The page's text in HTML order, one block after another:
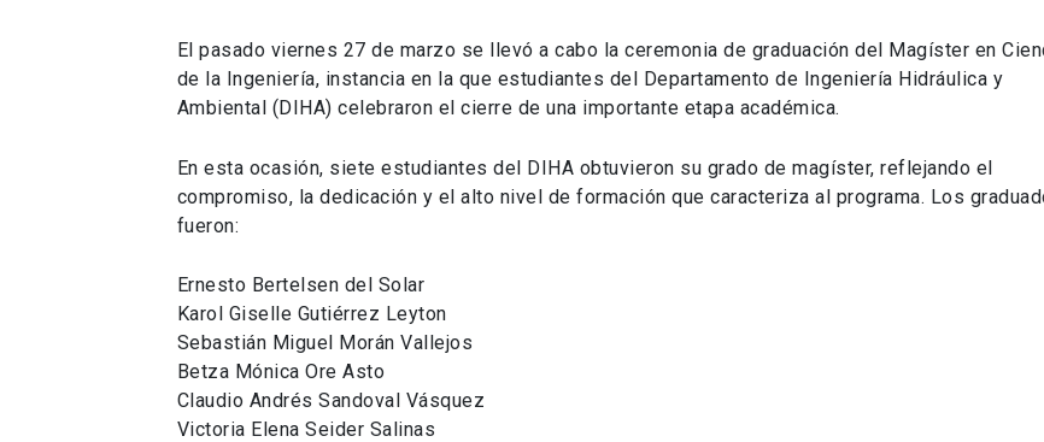
El pasado viernes 27 de marzo se llevó a cabo la ceremonia de graduación del Magíster en
de la Ingeniería, instancia en la que estudiantes del Departamento de Ingeniería Hidráulica y
Ambiental (DIHA) celebraron el cierre de una importante etapa académica.
En esta ocasión, siete estudiantes del DIHA obtuvieron su grado de magíster, reflejando el
compromiso, la dedicación y el alto nivel de formación que caracteriza al programa. Los
fueron:
Ernesto Bertelsen del Solar
Karol Giselle Gutiérrez Leyton
Sebastián Miguel Morán Vallejos
Betza Mónica Ore Asto
Claudio Andrés Sandoval Vásquez
Victoria Elena Seider Salinas